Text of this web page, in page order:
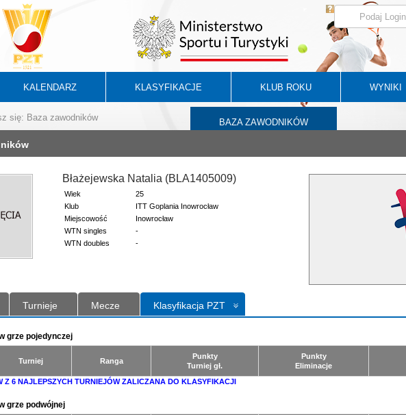
KALENDARZ KLASYFIKACJE KLUB ROKU WYNIKI
BAZA ZAWODNIKÓW
się: Baza zawodników
Błażejewska Natalia (BLA1405009)
Wiek
25
Klub
ITT Goplania Inowrocław
Miejscowość
Inowrocław
WTN singles
-
WTN doubles
-
Turnieje Mecze Klasyfikacja PZT
grze pojedynczej
Turniej Ranga
Punkty
Turniej gł.
Punkty
Eliminacje
Z 6 NAJLEPSZYCH TURNIEJÓW ZALICZANA DO KLASYFIKACJI
grze podwójnej